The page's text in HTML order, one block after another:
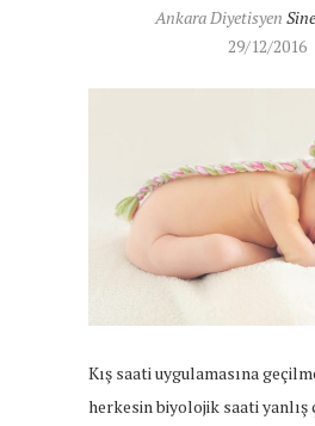
Ankara Diyetisyen
29/12/2016
Kış saati uygulamasına
herkesin biyolojik saati yanlış